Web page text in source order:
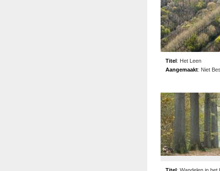
Titel: Het Leen
Aangemaakt: Niet